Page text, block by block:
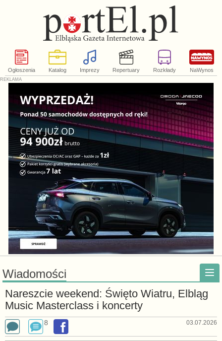
Ogłoszenia Katalog Imprezy Repertuary Rozkłady NaWynos
Wiadomości
Nareszcie weekend: Święto Wiatru, Elbląg
Music Masterclass i koncerty
8 03.07.2026